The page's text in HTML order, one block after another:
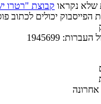
קבוצת "רטרו
הפייסבוק יכולים לכתוב
1945699